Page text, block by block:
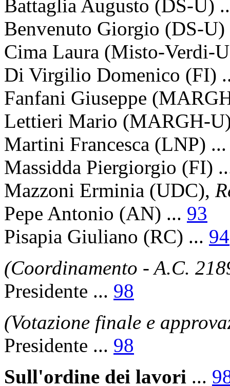
Battaglia Augusto (DS-U)
Benvenuto Giorgio (DS-
Cima Laura (Misto-Verdi-
Di Virgilio Domenico (FI)
Fanfani Giuseppe
Lettieri Mario (MARGH-
Martini Francesca (LNP)
Massidda Piergiorgio (FI)
Mazzoni Erminia (UDC),
Pepe Antonio (AN) ... 93
Pisapia Giuliano (RC) ... 94
(Coordinamento - A.C.
Presidente ... 98
(Votazione finale e
Presidente ... 98
Sull'ordine dei lavori ...